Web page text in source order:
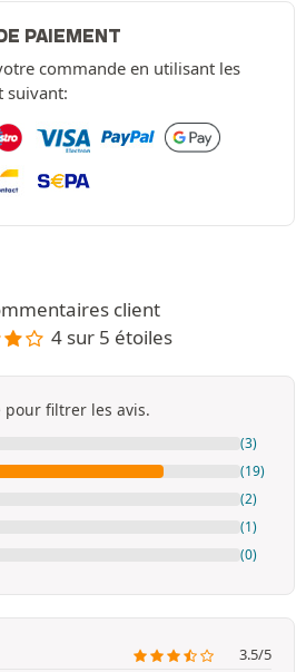
PAIEMENT
commande en utilisant les
suivant:
client
4 sur 5 étoiles
filtrer les avis.
(3)
(19)
(2)
(1)
(0)
3.5/5